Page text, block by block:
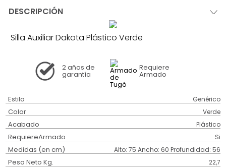
DESCRIPCIÓN
Silla Auxiliar Dakota Plástico Verde
2 años de
garantía
Requiere
Armado
Estilo Genérico
Color Verde
Acabado Plástico
RequiereArmado Si
Medidas (en cm) Alto: 75 Ancho: 60 Profundidad: 56
Peso Neto Kg. 22,7